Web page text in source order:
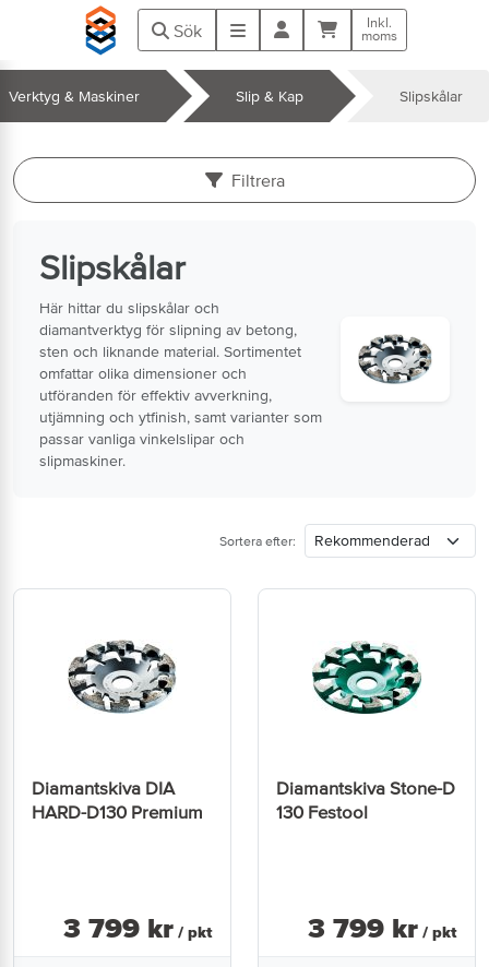
Hoppa till huvudinnehåll
Sök Meny Kundvagn
Inkl.
moms
Verktyg & Maskiner Slip & Kap Slipskålar
Filtrera
Slipskålar
Här hittar du slipskålar och
diamantverktyg för slipning av betong,
sten och liknande material. Sortimentet
omfattar olika dimensioner och
utföranden för effektiv avverkning,
utjämning och ytfinish, samt varianter som
passar vanliga vinkelslipar och
slipmaskiner.
Sortera efter:
Diamantskiva DIA
HARD-D130 Premium
3 799 kr / pkt
Diamantskiva Stone-D
130 Festool
3 799 kr / pkt